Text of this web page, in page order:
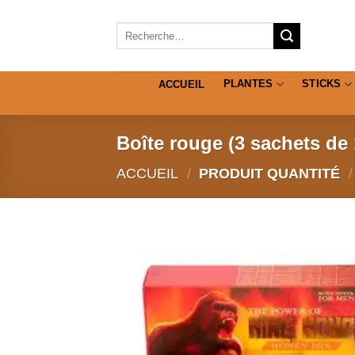
ACCUEIL PLANTES STICKS
Boîte rouge (3 sachets de
ACCUEIL / PRODUIT QUANTITÉ /